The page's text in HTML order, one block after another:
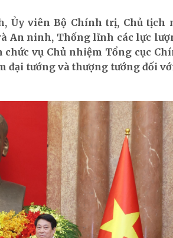
Ủy viên Bộ Chính trị, Chủ tịch
An ninh, Thống lĩnh các lực
vụ Chủ nhiệm Tổng cục
đại tướng và thượng tướng đối